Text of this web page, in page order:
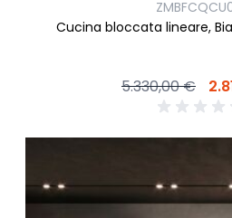
Cucina bloccata lineare,
5.330,00 €